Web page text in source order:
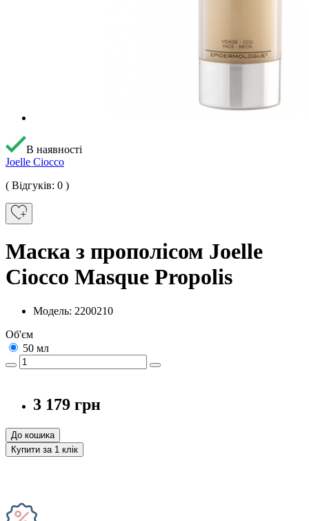
В наявності
Joelle Ciocco
( Відгуків: 0 )
Маска з прополісом Joelle
Ciocco Masque Propolis
Модель: 2200210
Об'єм
50 мл
3 179 грн
До кошика
Купити за 1 клiк